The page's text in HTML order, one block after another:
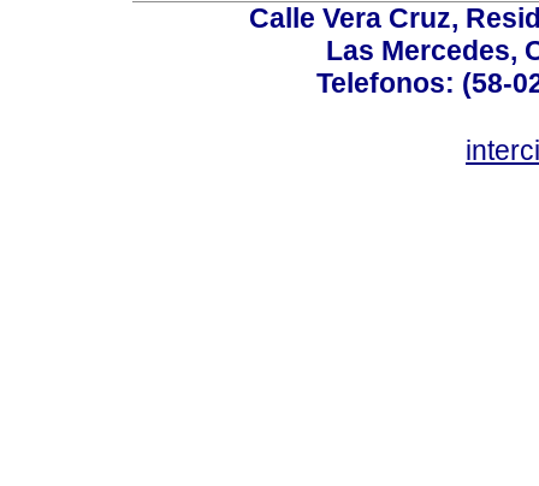
Calle Vera Cruz,
Las Mercedes,
Telefonos: (58-